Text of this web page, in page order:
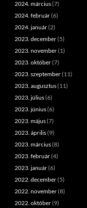
2024. március(7)
2024. február(6)
2024. január(2)
2023. december(5)
2023. november(1)
2023. október(7)
2023. szeptember(11)
2023. augusztus(11)
2023. július(6)
2023. június(6)
2023. május(7)
2023. április(9)
2023. március(8)
2023. február(4)
2023. január(6)
2022. december(5)
2022. november(8)
2022. október(9)